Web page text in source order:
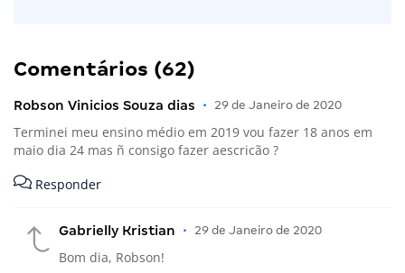
Comentários (62)
Robson Vinicios Souza dias • 29 de Janeiro de 2020
Terminei meu ensino médio em 2019 vou fazer 18 anos em
maio dia 24 mas ñ consigo fazer aescricão ?
Responder
Gabrielly Kristian • 29 de Janeiro de 2020
Bom dia, Robson!